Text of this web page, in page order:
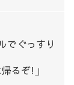
でぐっすり
るぞ!」